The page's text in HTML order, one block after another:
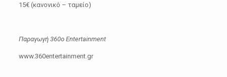
15€ (κανονικό – ταμείο)
Παραγωγή 360οEntertainment
www.360entertainment.gr